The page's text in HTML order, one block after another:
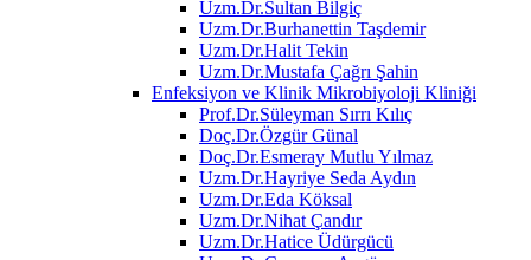
Uzm.Dr.Sultan Bilgiç
Uzm.Dr.Burhanettin Taşdemir
Uzm.Dr.Halit Tekin
Uzm.Dr.Mustafa Çağrı Şahin
Enfeksiyon ve Klinik Mikrobiyoloji Kliniği
Prof.Dr.Süleyman Sırrı Kılıç
Doç.Dr.Özgür Günal
Doç.Dr.Esmeray Mutlu Yılmaz
Uzm.Dr.Hayriye Seda Aydın
Uzm.Dr.Eda Köksal
Uzm.Dr.Nihat Çandır
Uzm.Dr.Hatice Üdürgücü